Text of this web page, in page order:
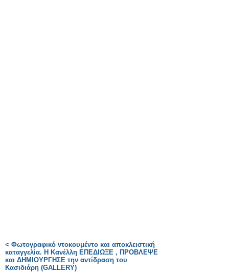
< Φωτογραφικό ντοκουμέντο και αποκλειστική
καταγγελία. Η Κανέλλη ΕΠΕΔΙΩΞΕ , ΠΡΟΒΛΕΨΕ
και ΔΗΜΙΟΥΡΓΗΣΕ την αντίδραση του
Κασιδιάρη (GALLERY)